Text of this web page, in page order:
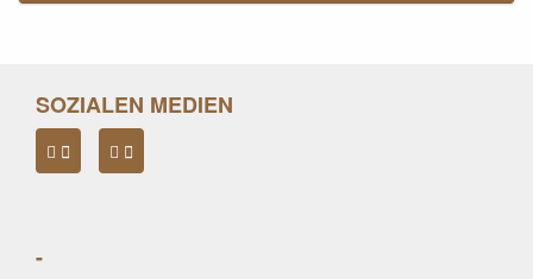
SOZIALEN MEDIEN
-